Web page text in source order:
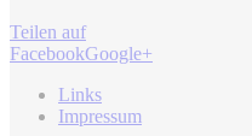
Teilen auf
FacebookGoogle+
Links
Impressum